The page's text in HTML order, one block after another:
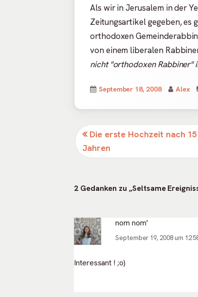
Als wir in Jerusalem in der
Zeitungsartikel gegeben, es
orthodoxen
von einem liberalen
nicht "orthodoxen Rabbiner"
Veröffentlicht
September 18, 2008 Autor
Alex
Beitragsnavigation
Vorheriger
Beitrag:
Die erste Hochzeit nach 15
Jahren
2 Gedanken zu „Seltsame
nom nom'
September 19, 2008 um
Interessant ! ;o)